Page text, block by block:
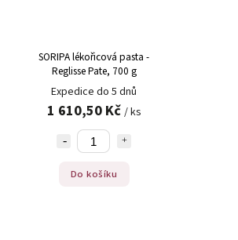
SORIPA lékořicová pasta -
Reglisse Pate, 700 g
Expedice do 5 dnů
1 610,50 Kč / ks
Do košíku